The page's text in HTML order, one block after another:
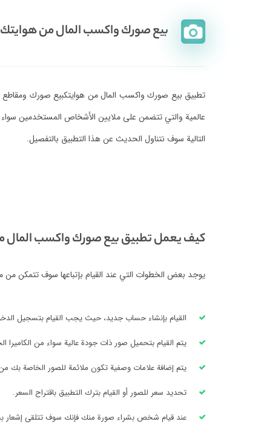
بيع صورك واكسب المال من هوايتك
تطبيق بيع صورك واكسب المال من هوايتكبيع صورك ومقاطع
عالمية والتي تتضمن على ملايين الأشخاص المستخدمين
التالية سوف نتناول الحديث عن هذا التطبيق بالتفصيل.
كيف يعمل تطبيق بيع صورك واكسب المال
يوجد بعض الخطوات التي عند القيام بإتباعها سوف تتمكن من
القيام بإنشاء حساب جديد، حيث يجب القيام بتسجيل
يتم القيام بتحميل صور ذات جودة عالية سواء من الكاميرا
يتم إضافة علامات وصفية تكون ملائمة للصور الخاصة بك
تحديد سعر للصور أو القيام بترك التطبيق باقتراح السعر.
عند قيام شخص بشراء صورة منك فإنك سوف تتلقى إشعار بجانب 50% من قيمة